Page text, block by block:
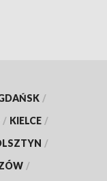
/
/ KIELCE /
/
/